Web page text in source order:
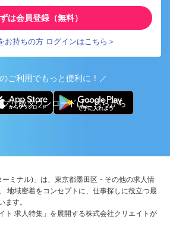
は会員登録（無料）
お持ちの方 ログインはこちら＞
ご利用でもっと便利に！／
プリ版ダウンロードはこちらから
ーミナル)」は、東京都墨田区・その他の求人情
地域密着をコンセプトに、仕事探しに役立つ最
ます。
ト 求人特集」を展開する株式会社クリエイトが